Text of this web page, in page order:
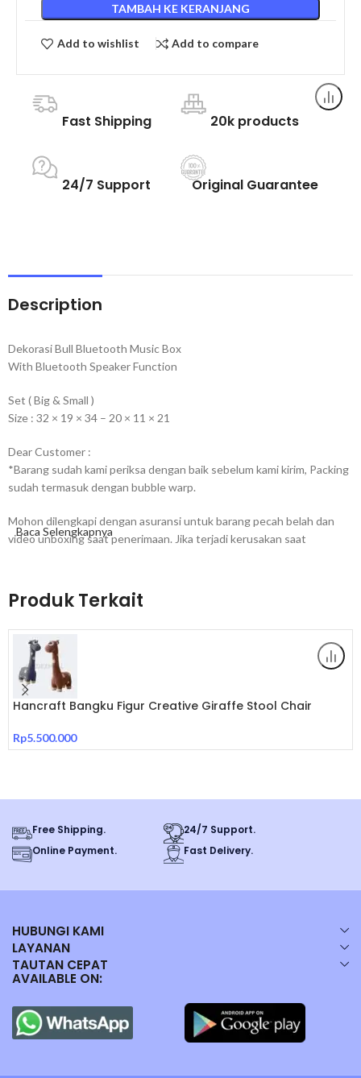
TAMBAH KE KERANJANG
Add to wishlist Add to compare
Fast Shipping 20k products
24/7 Support Original Guarantee
Description
Dekorasi Bull Bluetooth Music Box
With Bluetooth Speaker Function
Set ( Big & Small )
Size : 32 × 19 × 34 – 20 × 11 × 21
Dear Customer :
*Barang sudah kami periksa dengan baik sebelum kami kirim, Packing
sudah termasuk dengan bubble warp.
Mohon dilengkapi dengan asuransi untuk barang pecah belah dan
video unboxing saat penerimaan. Jika terjadi kerusakan saat
READY STOCK.
“MOHON CHAT KONFIRMASI KEPADA ADMIN TERLEBIH
DAHULU, SEBELUM MELAKUKAN CHECKOUT”
Baca Selengkapnya
Produk Terkait
Hancraft Bangku Figur Creative Giraffe Stool Chair
Rp5.500.000
Free Shipping.
24/7 Support.
Online Payment.
Fast Delivery.
HUBUNGI KAMI
LAYANAN
TAUTAN CEPAT
AVAILABLE ON: